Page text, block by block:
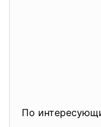
По